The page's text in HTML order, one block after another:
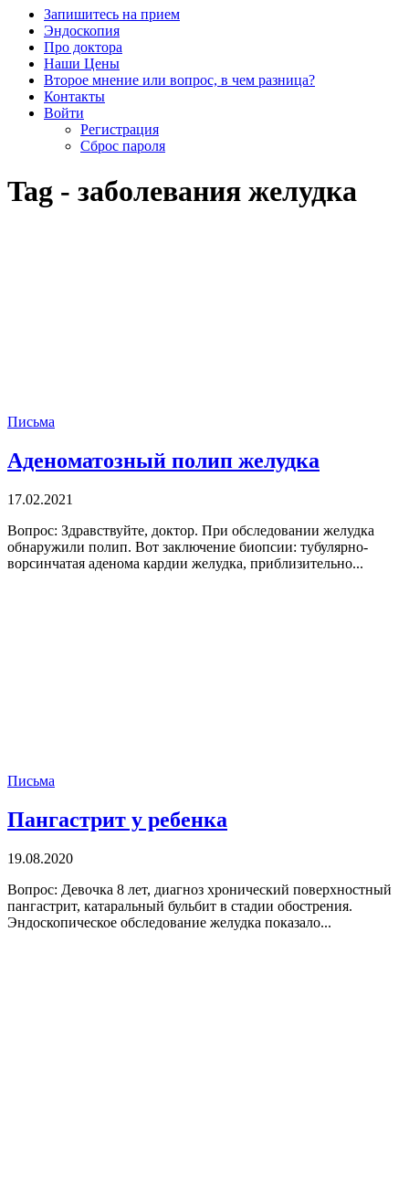
Запишитесь на прием
Эндоскопия
Про доктора
Наши Цены
Второе мнение или вопрос, в чем разница?
Контакты
Войти
Регистрация
Сброс пароля
Tag - заболевания желудка
Письма
Аденоматозный полип желудка
17.02.2021
Вопрос: Здравствуйте, доктор. При обследовании желудка
обнаружили полип. Вот заключение биопсии: тубулярно-
ворсинчатая аденома кардии желудка, приблизительно...
Письма
Пангастрит у ребенка
19.08.2020
Вопрос: Девочка 8 лет, диагноз хронический поверхностный
пангастрит, катаральный бульбит в стадии обострения.
Эндоскопическое обследование желудка показало...